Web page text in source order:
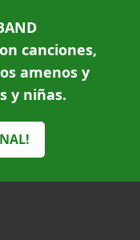
canciones,
amenos y
y niñas.